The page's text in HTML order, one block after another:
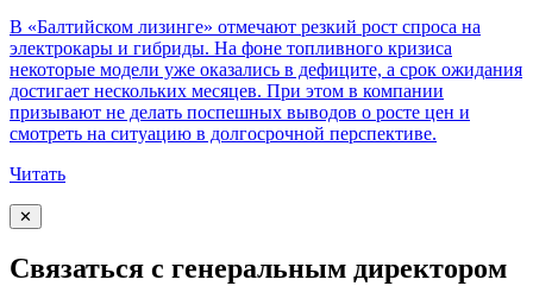
В «Балтийском лизинге» отмечают резкий рост спроса на
электрокары и гибриды. На фоне топливного кризиса
некоторые модели уже оказались в дефиците, а срок ожидания
достигает нескольких месяцев. При этом в компании
призывают не делать поспешных выводов о росте цен и
смотреть на ситуацию в долгосрочной перспективе.
Читать
✕
Связаться с генеральным директором